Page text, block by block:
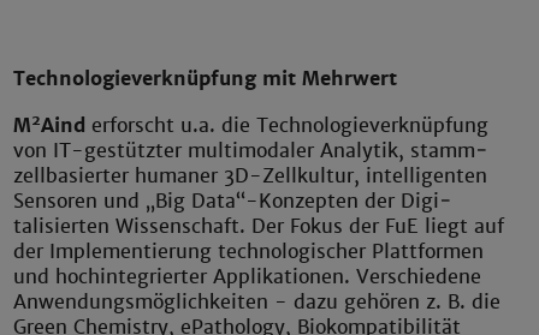
Technologieverknüpfung mit Mehrwert
M2Aind erforscht u.a. die Technologieverknüpfung
von IT-gestützter multimodaler Analytik, stamm­
zellbasierter humaner 3D-Zellkultur, intelligenten
Sensoren und „Big Data“-Konzepten der Digi­
talisierten Wissenschaft. Der Fokus der FuE liegt auf
der Implementierung technolo­gi­scher Plattformen
und hochintegrierter Applikationen. Verschiedene
Anwendungsmöglichkeiten - dazu gehören z. B. die
Green Chemistry, ePathology, Biokompatibilität